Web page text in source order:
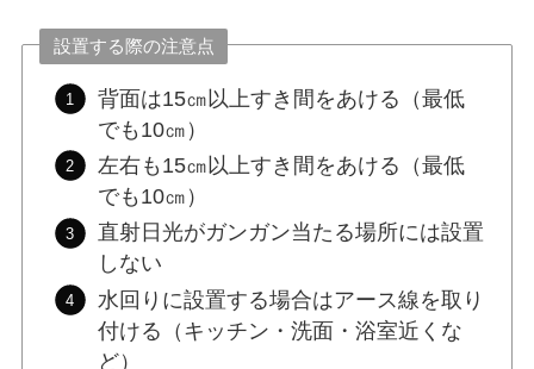
設置する際の注意点
背面は15㎝以上すき間をあける（最低
でも10㎝）
左右も15㎝以上すき間をあける（最低
でも10㎝）
直射日光がガンガン当たる場所には設置
しない
水回りに設置する場合はアース線を取り
付ける（キッチン・洗面・浴室近くな
ど）